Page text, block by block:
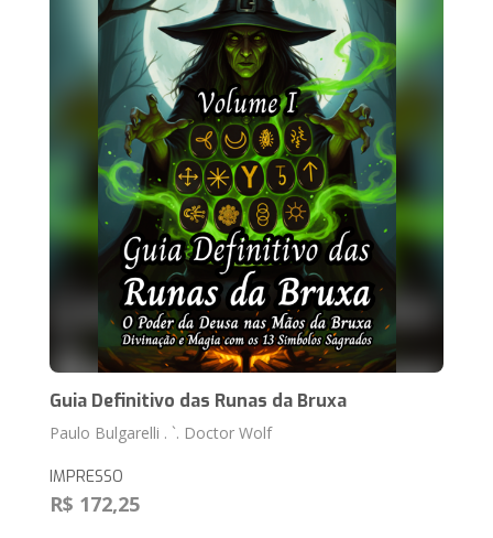
Guia Definitivo das Runas da Bruxa
Paulo Bulgarelli . `. Doctor Wolf
IMPRESSO
R$ 172,25